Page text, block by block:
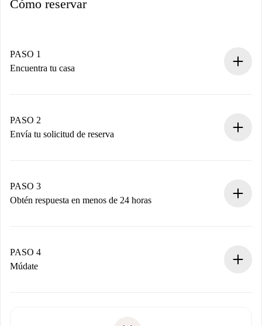
Cómo reservar
PASO 1
Encuentra tu casa
Tienes toda la información necesaria por adelantado.
PASO 2
Envía tu solicitud de reserva
propietario acepte.
PASO 3
Obtén respuesta en menos de 24 horas
contacto con el propietario.
Si es rechazada: No te haremos ningún cargo y te
PASO 4
Múdate